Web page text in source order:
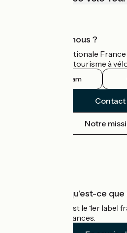
Qui sommes-nous ?
L'association nationale
guide officiel du tourisme à
Instagram
Contact
Notre
Accueil Vélo qu'est-ce que
Accueil Vélo c'est le 1er label
cyclistes en vacances.